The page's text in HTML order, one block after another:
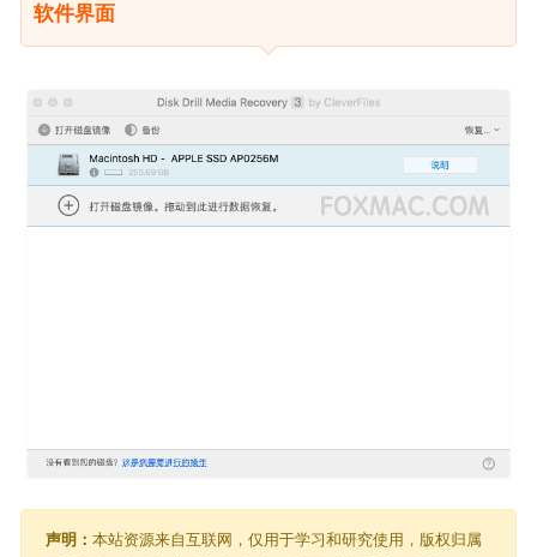
软件界面
声明： 本站资源来自互联网，仅用于学习和研究使用，版权归属